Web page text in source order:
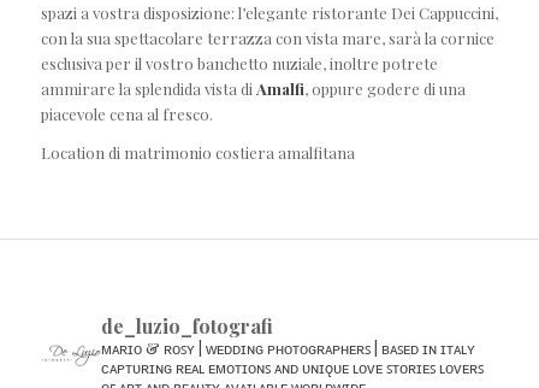
spazi a vostra disposizione: l’elegante ristorante Dei Cappuccini,
con la sua spettacolare terrazza con vista mare, sarà la cornice
esclusiva per il vostro banchetto nuziale, inoltre potrete
ammirare la splendida vista di Amalfi, oppure godere di una
piacevole cena al fresco.
Location di matrimonio costiera amalfitana
de_luzio_fotografi
ᴍᴀʀɪᴏ & ʀᴏꜱʏ | ᴡᴇᴅᴅɪɴɢ ᴘʜᴏᴛᴏɢʀᴀᴘʜᴇʀꜱ | ʙᴀꜱᴇᴅ ɪɴ ɪᴛᴀʟʏ
ᴄᴀᴘᴛᴜʀɪɴɢ ʀᴇᴀʟ ᴇᴍᴏᴛɪᴏɴꜱ ᴀɴᴅ ᴜɴɪǫᴜᴇ ʟᴏᴠᴇ ꜱᴛᴏʀɪᴇꜱʟᴏᴠᴇʀꜱ